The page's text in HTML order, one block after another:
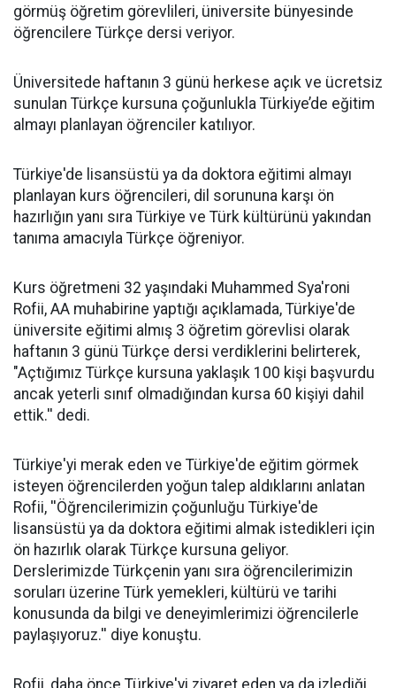
görmüş öğretim görevlileri, üniversite bünyesinde
öğrencilere Türkçe dersi veriyor.
Üniversitede haftanın 3 günü herkese açık ve ücretsiz
sunulan Türkçe kursuna çoğunlukla Türkiye’de eğitim
almayı planlayan öğrenciler katılıyor.
Türkiye'de lisansüstü ya da doktora eğitimi almayı
planlayan kurs öğrencileri, dil sorununa karşı ön
hazırlığın yanı sıra Türkiye ve Türk kültürünü yakından
tanıma amacıyla Türkçe öğreniyor.
Kurs öğretmeni 32 yaşındaki Muhammed Sya'roni
Rofii, AA muhabirine yaptığı açıklamada, Türkiye'de
üniversite eğitimi almış 3 öğretim görevlisi olarak
haftanın 3 günü Türkçe dersi verdiklerini belirterek,
"Açtığımız Türkçe kursuna yaklaşık 100 kişi başvurdu
ancak yeterli sınıf olmadığından kursa 60 kişiyi dahil
ettik.'' dedi.
Türkiye'yi merak eden ve Türkiye'de eğitim görmek
isteyen öğrencilerden yoğun talep aldıklarını anlatan
Rofii, ''Öğrencilerimizin çoğunluğu Türkiye'de
lisansüstü ya da doktora eğitimi almak istedikleri için
ön hazırlık olarak Türkçe kursuna geliyor.
Derslerimizde Türkçenin yanı sıra öğrencilerimizin
soruları üzerine Türk yemekleri, kültürü ve tarihi
konusunda da bilgi ve deneyimlerimizi öğrencilerle
paylaşıyoruz.'' diye konuştu.
Rofii, daha önce Türkiye'yi ziyaret eden ya da izlediği